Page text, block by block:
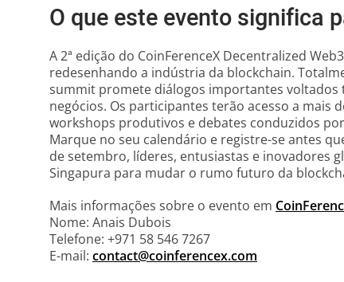
O que este evento significa
A 2ª edição do CoinFerenceX Decentralized
redesenhando a indústria da blockchain.
summit promete diálogos importantes
negócios. Os participantes terão acesso a mais
workshops produtivos e debates conduzidos
Marque no seu calendário e registre-se antes
de setembro, líderes, entusiastas e inovadores
Singapura para mudar o rumo futuro da
Mais informações sobre o evento em
Nome: Anais Dubois
Telefone: +971 58 546 7267
E-mail: contact@coinferencex.com